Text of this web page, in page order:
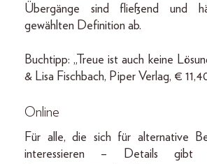
Übergänge sind fließend und
gewählten Definition ab.
Buchtipp: „Treue ist auch keine
& Lisa Fischbach, Piper Verlag, €
Online
Für alle, die sich für alternative
interessieren – Details